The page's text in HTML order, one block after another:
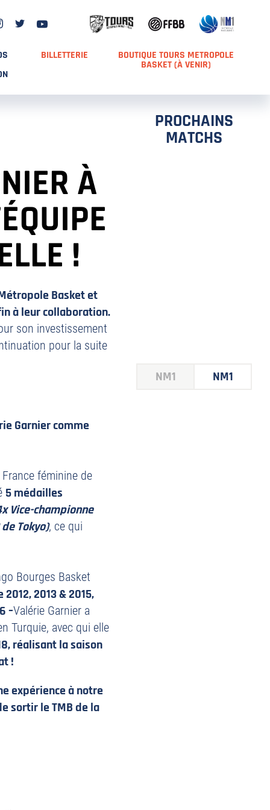
BILLETTERIE BOUTIQUE TOURS METROPOLE
BASKET (À VENIR)
À
!
Basket et
à leur collaboration.
son investissement
pour la suite
Garnier comme
féminine de
5 médailles
Vice-championne
Tokyo), ce qui
Bourges Basket
2013 & 2015,
–Valérie Garnier a
Turquie, avec qui elle
réalisant la saison
!
expérience à notre
sortir le TMB de la
PROCHAINS
MATCHS
NM1 NM1